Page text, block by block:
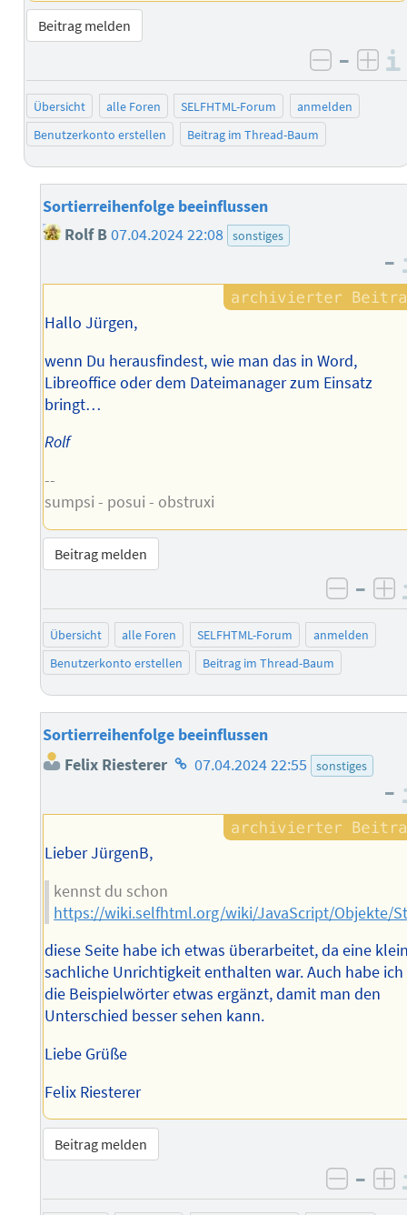
Beitrag melden
negativ
–
Übersicht alle Foren SELFHTML-Forum
anmelden
Benutzerkonto erstellen
Beitrag im Thread-Baum
Sortierreihenfolge beeinflussen
Rolf B07.04.2024 22:08 sonstiges
–
Hallo Jürgen,
wenn Du herausfindest, wie man das in Word,
Libreoffice oder dem Dateimanager zum Einsatz
bringt…
Rolf
--
sumpsi - posui - obstruxi
Beitrag melden
–
Übersicht alle Foren SELFHTML-Forum
anmelden
Benutzerkonto erstellen
Beitrag im Thread-Baum
Sortierreihenfolge beeinflussen
Felix Riesterer Homepage
Autors
07.04.2024 22:55 sonstiges
–
Lieber JürgenB,
kennst du schon
https://wiki.selfhtml.org/wiki/JavaScript/Objekte/
diese Seite habe ich etwas überarbeitet, da eine
sachliche Unrichtigkeit enthalten war. Auch habe ich
die Beispielwörter etwas ergänzt, damit man den
Unterschied besser sehen kann.
Liebe Grüße
Felix Riesterer
Beitrag melden
–